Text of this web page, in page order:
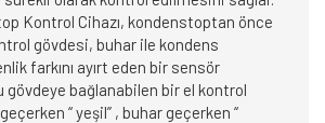
Kontrol Cihazı, kondenstoptan önce
gövdesi, buhar ile kondens
farkını ayırt eden bir sensör
gövdeye bağlanabilen bir el kontrol
“ yeşil” , buhar geçerken “